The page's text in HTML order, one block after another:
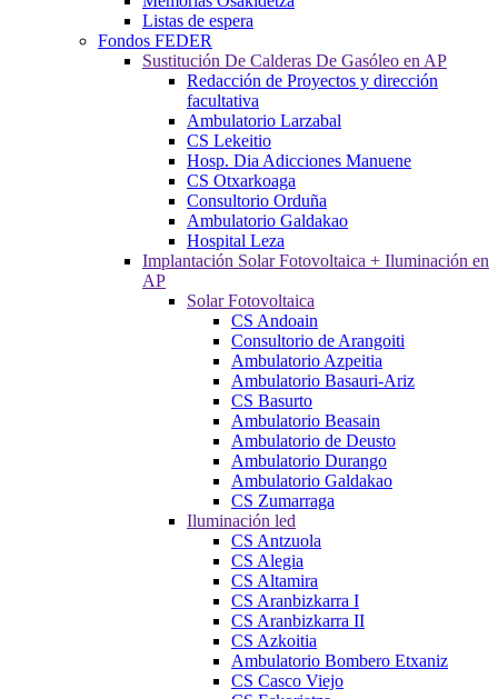
Listas de espera
Fondos FEDER
Sustitución De Calderas De Gasóleo en AP
Redacción de Proyectos y dirección
facultativa
Ambulatorio Larzabal
CS Lekeitio
Hosp. Dia Adicciones Manuene
CS Otxarkoaga
Consultorio Orduña
Ambulatorio Galdakao
Hospital Leza
Implantación Solar Fotovoltaica + Iluminación en
AP
Solar Fotovoltaica
CS Andoain
Consultorio de Arangoiti
Ambulatorio Azpeitia
Ambulatorio Basauri-Ariz
CS Basurto
Ambulatorio Beasain
Ambulatorio de Deusto
Ambulatorio Durango
Ambulatorio Galdakao
CS Zumarraga
Iluminación led
CS Antzuola
CS Alegia
CS Altamira
CS Aranbizkarra I
CS Aranbizkarra II
CS Azkoitia
Ambulatorio Bombero Etxaniz
CS Casco Viejo